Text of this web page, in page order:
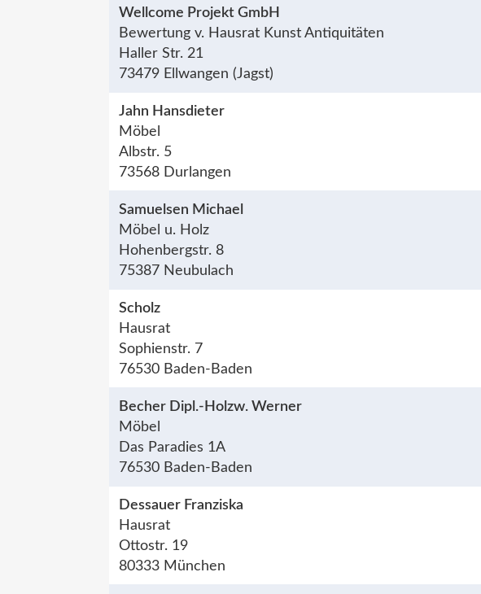
Wellcome Projekt GmbH
Bewertung v. Hausrat Kunst Antiquitäten
Haller Str. 21
73479 Ellwangen (Jagst)
Jahn Hansdieter
Möbel
Albstr. 5
73568 Durlangen
Samuelsen Michael
Möbel u. Holz
Hohenbergstr. 8
75387 Neubulach
Scholz
Hausrat
Sophienstr. 7
76530 Baden-Baden
Becher Dipl.-Holzw. Werner
Möbel
Das Paradies 1A
76530 Baden-Baden
Dessauer Franziska
Hausrat
Ottostr. 19
80333 München